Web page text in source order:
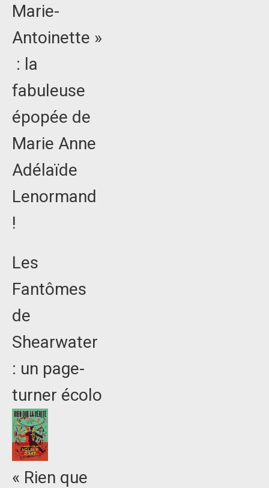
Marie-
Antoinette »
: la
fabuleuse
épopée de
Marie Anne
Adélaïde
Lenormand
!
Les
Fantômes
de
Shearwater
: un page-
turner écolo
« Rien que